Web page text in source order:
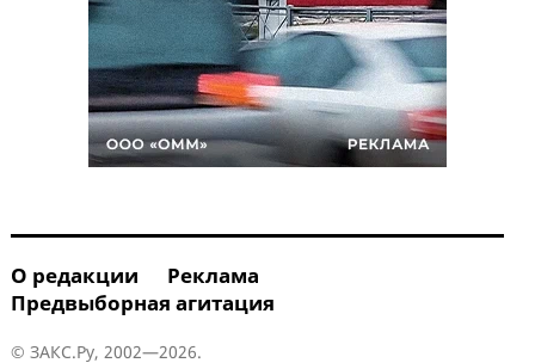
О редакции
Реклама
Предвыборная агитация
© ЗАКС.Ру, 2002—2026.